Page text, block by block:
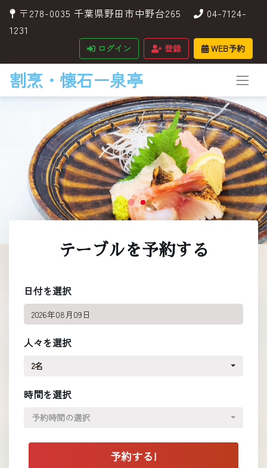
〒278-0035 千葉県野田市中野台265
04-7124-
1231
ログイン 登録 WEB予約
割烹・懐石ー泉亭
テーブルを予約する
日付を選択
人々を選択
2名
時間を選択
予約時間の選択